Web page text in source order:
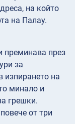
на който
на Палау.
преминава през
за
изпирането на
минало и
грешки.
от три